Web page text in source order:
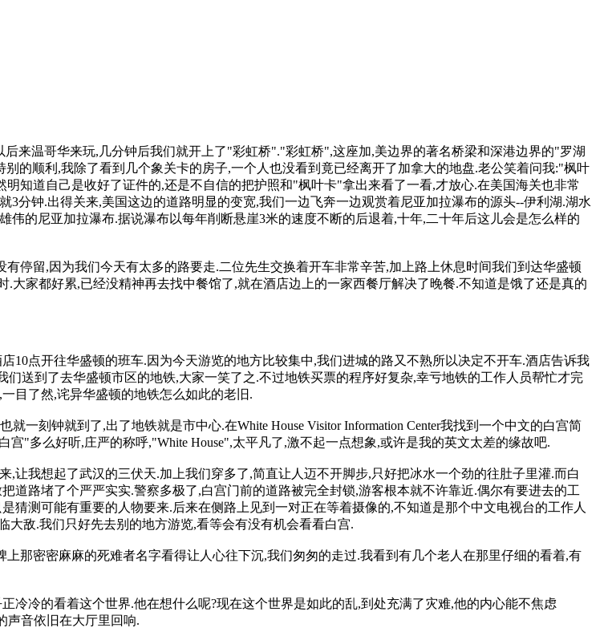
来温哥华来玩,几分钟后我们就开上了"彩虹桥"."彩虹桥",这座加,美边界的著名桥梁和深港边界的"罗湖
的顺利,我除了看到几个象关卡的房子,一个人也没看到竟已经离开了加拿大的地盘.老公笑着问我:"枫叶
知道自己是收好了证件的,还是不自信的把护照和"枫叶卡"拿出来看了一看,才放心.在美国海关也非常
3分钟.出得关来,美国这边的道路明显的变宽,我们一边飞奔一边观赏着尼亚加拉瀑布的源头--伊利湖.湖水
伟的尼亚加拉瀑布.据说瀑布以每年削断悬崖3米的速度不断的后退着,十年,二十年后这儿会是怎么样的
停留,因为我们今天有太多的路要走.二位先生交换着开车非常辛苦,加上路上休息时间我们到达华盛顿
.大家都好累,已经没精神再去找中餐馆了,就在酒店边上的一家西餐厅解决了晚餐.不知道是饿了还是真的
10点开往华盛顿的班车.因为今天游览的地方比较集中,我们进城的路又不熟所以决定不开车.酒店告诉我
送到了去华盛顿市区的地铁,大家一笑了之.不过地铁买票的程序好复杂,幸亏地铁的工作人员帮忙才完
目了然,诧异华盛顿的地铁怎么如此的老旧.
一刻钟就到了,出了地铁就是市中心.在White House Visitor Information Center我找到一个中文的白宫简
"多么好听,庄严的称呼,"White House",太平凡了,激不起一点想象,或许是我的英文太差的缘故吧.
,让我想起了武汉的三伏天.加上我们穿多了,简直让人迈不开脚步,只好把冰水一个劲的往肚子里灌.而白
道路堵了个严严实实.警察多极了,白宫门前的道路被完全封锁,游客根本就不许靠近.偶尔有要进去的工
猜测可能有重要的人物要来.后来在侧路上见到一对正在等着摄像的,不知道是那个中文电视台的工作人
敌.我们只好先去别的地方游览,看等会有没有机会看看白宫.
那密密麻麻的死难者名字看得让人心往下沉,我们匆匆的走过.我看到有几个老人在那里仔细的看着,有
冷冷的看着这个世界.他在想什么呢?现在这个世界是如此的乱,到处充满了灾难,他的内心能不焦虑
声音依旧在大厅里回响.